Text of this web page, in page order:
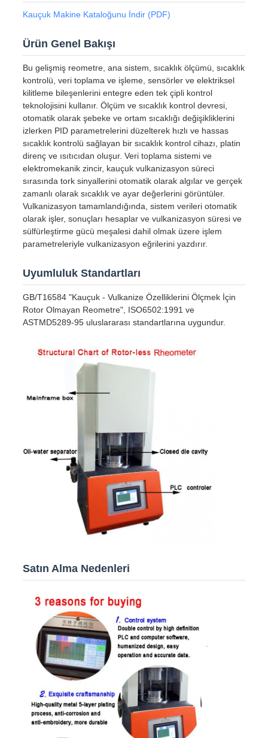
Kauçuk Makine Kataloğunu İndir (PDF)
Ürün Genel Bakışı
Bu gelişmiş reometre, ana sistem, sıcaklık ölçümü, sıcaklık
kontrolü, veri toplama ve işleme, sensörler ve elektriksel
kilitleme bileşenlerini entegre eden tek çipli kontrol
teknolojisini kullanır. Ölçüm ve sıcaklık kontrol devresi,
otomatik olarak şebeke ve ortam sıcaklığı değişikliklerini
izlerken PID parametrelerini düzelterek hızlı ve hassas
sıcaklık kontrolü sağlayan bir sıcaklık kontrol cihazı, platin
direnç ve ısıtıcıdan oluşur. Veri toplama sistemi ve
elektromekanik zincir, kauçuk vulkanizasyon süreci
sırasında tork sinyallerini otomatik olarak algılar ve gerçek
zamanlı olarak sıcaklık ve ayar değerlerini görüntüler.
Vulkanizasyon tamamlandığında, sistem verileri otomatik
olarak işler, sonuçları hesaplar ve vulkanizasyon süresi ve
sülfürleştirme gücü meşalesi dahil olmak üzere işlem
parametreleriyle vulkanizasyon eğrilerini yazdırır.
Uyumluluk Standartları
GB/T16584 "Kauçuk - Vulkanize Özelliklerini Ölçmek İçin
Rotor Olmayan Reometre", ISO6502:1991 ve
ASTMD5289-95 uluslararası standartlarına uygundur.
Satın Alma Nedenleri